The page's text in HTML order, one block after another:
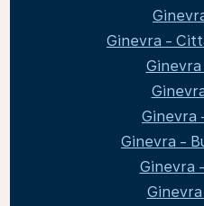
Ginevra -
Ginevra
Ginevra -
Ginevra